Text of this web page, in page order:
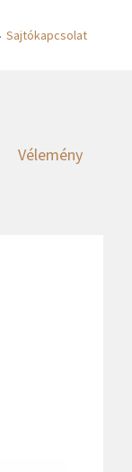
Sajtókapcsolat
Vélemény